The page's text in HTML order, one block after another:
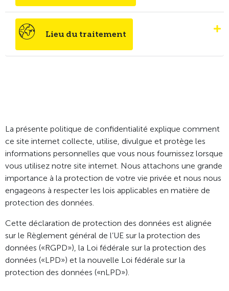
Lieu du traitement
La présente politique de confidentialité explique comment
ce site internet collecte, utilise, divulgue et protège les
informations personnelles que vous nous fournissez lorsque
vous utilisez notre site internet. Nous attachons une grande
importance à la protection de votre vie privée et nous nous
engageons à respecter les lois applicables en matière de
protection des données.
Cette déclaration de protection des données est alignée
sur le Règlement général de l’UE sur la protection des
données («RGPD»), la Loi fédérale sur la protection des
données («LPD») et la nouvelle Loi fédérale sur la
protection des données («nLPD»).